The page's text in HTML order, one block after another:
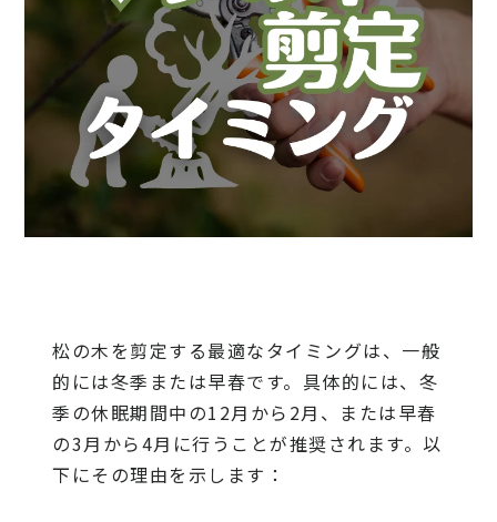
松の木を剪定する最適なタイミングは、一般
的には冬季または早春です。具体的には、冬
季の休眠期間中の12月から2月、または早春
の3月から4月に行うことが推奨されます。以
下にその理由を示します：